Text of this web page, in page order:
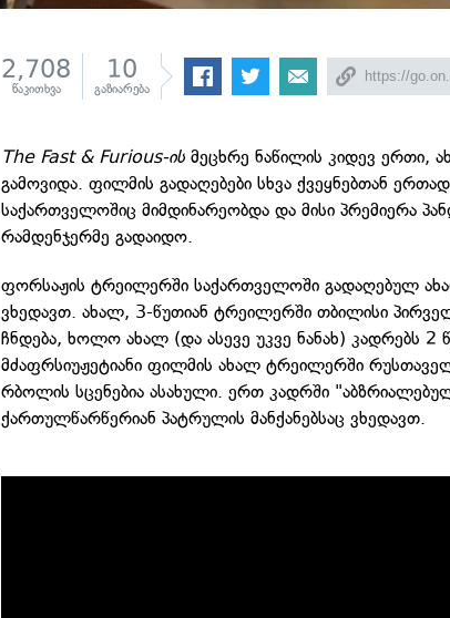
2,708
წაკითხვა
10
გაზიარება
The Fast & Furious-ისმეცხრე ნაწილის კიდევ ერთი,
გამოვიდა. ფილმის გადაღებები სხვა ქვეყნებთან
საქართველოშიც მიმდინარეობდა და მისი პრემიერა
რამდენჯერმე გადაიდო.
ფორსაჟის ტრეილერში საქართველოში გადაღებულ
ვხედავთ. ახალ, 3-წუთიან ტრეილერში თბილისი
ჩნდება, ხოლო ახალ (და ასევე უკვე ნანახ) კადრებს 2
მძაფრსიუჟეტიანი ფილმის ახალ ტრეილერში
რბოლის სცენებია ასახული. ერთ კადრში
ქართულწარწერიან პატრულის მანქანებსაც ვხედავთ.